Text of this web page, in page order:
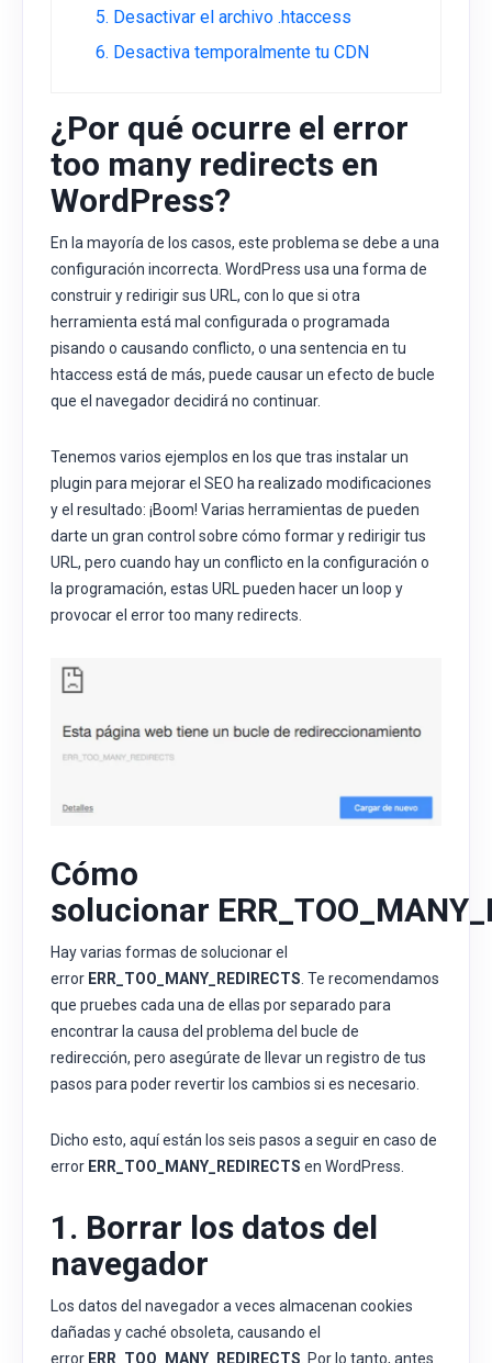
5. Desactivar el archivo .htaccess
6. Desactiva temporalmente tu CDN
¿Por qué ocurre el error
too many redirects en
WordPress?
En la mayoría de los casos, este problema se debe a una
configuración incorrecta. WordPress usa una forma de
construir y redirigir sus URL, con lo que si otra
herramienta está mal configurada o programada
pisando o causando conflicto, o una sentencia en tu
htaccess está de más, puede causar un efecto de bucle
que el navegador decidirá no continuar.
Tenemos varios ejemplos en los que tras instalar un
plugin para mejorar el SEO ha realizado modificaciones
y el resultado: ¡Boom! Varias herramientas de pueden
darte un gran control sobre cómo formar y redirigir tus
URL, pero cuando hay un conflicto en la configuración o
la programación, estas URL pueden hacer un loop y
provocar el error too many redirects.
Cómo
solucionar
Hay varias formas de solucionar el
error ERR_TOO_MANY_REDIRECTS . Te recomendamos
que pruebes cada una de ellas por separado para
encontrar la causa del problema del bucle de
redirección, pero asegúrate de llevar un registro de tus
pasos para poder revertir los cambios si es necesario.
Dicho esto, aquí están los seis pasos a seguir en caso de
error ERR_TOO_MANY_REDIRECTS en WordPress.
1. Borrar los datos del
navegador
Los datos del navegador a veces almacenan cookies
dañadas y caché obsoleta, causando el
error ERR_TOO_MANY_REDIRECTS . Por lo tanto, antes